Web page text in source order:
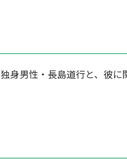
身男性・長島道行と、彼に